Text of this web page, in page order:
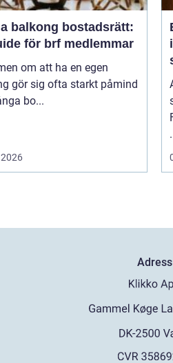
balkong bostadsrätt:
för brf medlemmar
om att ha en egen
gör sig ofta starkt påmind
bo...
Adress